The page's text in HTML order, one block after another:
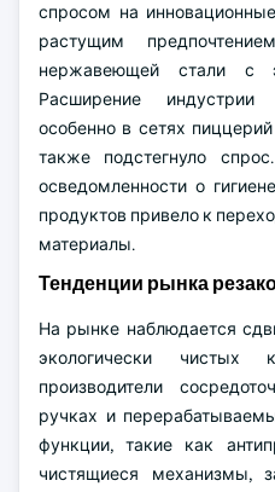
спросом на
растущим
нержавеющей стали с
Расширение индустрии
особенно в сетях
также подстегнуло
осведомленности о
продуктов привело к
материалы.
Тенденции рынка
На рынке наблюдается
экологически чистых
производители
ручках и
функции, такие как
чистящиеся механизмы,